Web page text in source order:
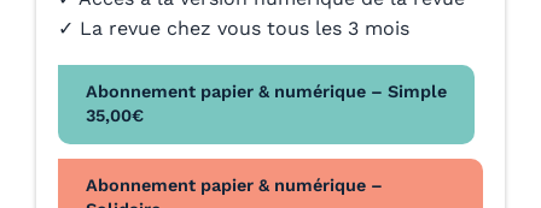
✓ La revue chez vous tous les 3 mois
Abonnement papier & numérique – Simple
35,00€
Abonnement papier & numérique –